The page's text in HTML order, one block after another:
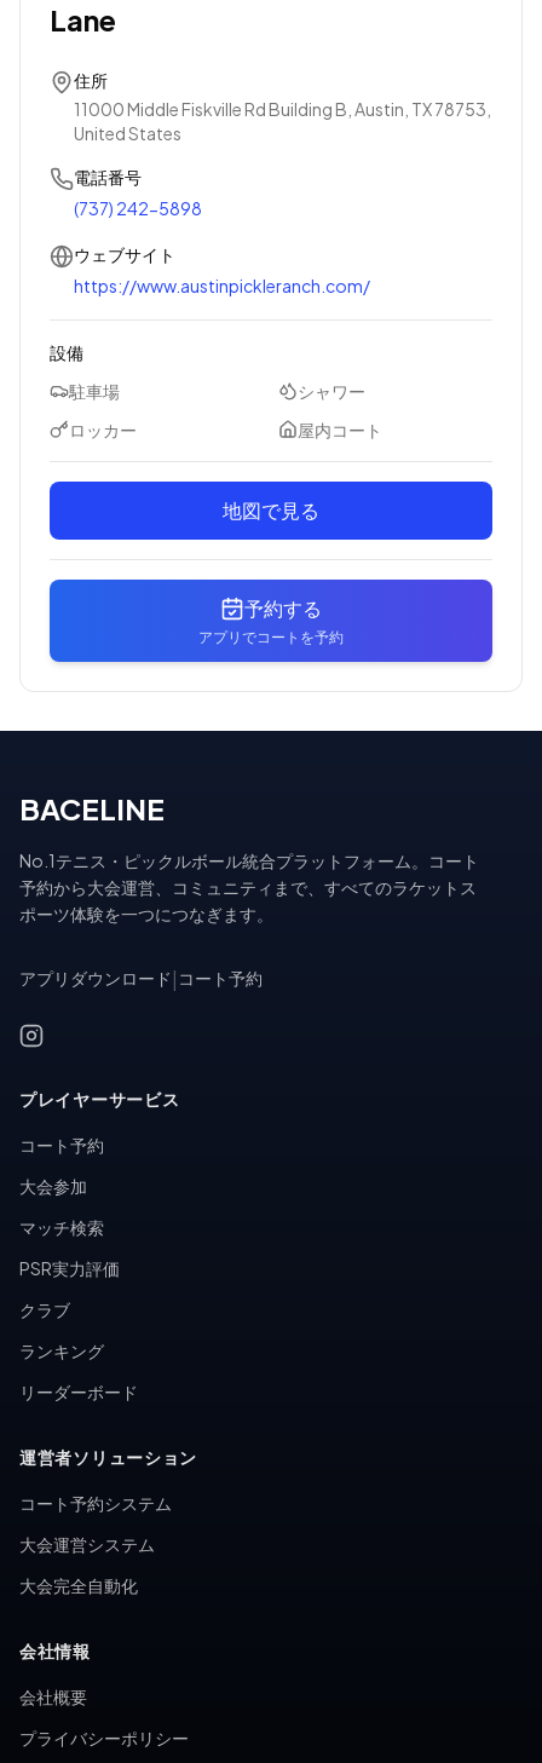
Lane
住所
11000 Middle Fiskville Rd Building B, Austin, TX 78753,
United States
電話番号
(737) 242-5898
ウェブサイト
https://www.austinpickleranch.com/
設備
駐車場
シャワー
ロッカー
屋内コート
地図で見る
予約する
アプリでコートを予約
BACELINE
No.1テニス・ピックルボール統合プラットフォーム。コート
予約から大会運営、コミュニティまで、すべてのラケットス
ポーツ体験を一つにつなぎます。
アプリダウンロード コート予約
プレイヤーサービス
コート予約
大会参加
マッチ検索
PSR実力評価
クラブ
ランキング
リーダーボード
運営者ソリューション
コート予約システム
大会運営システム
大会完全自動化
会社情報
会社概要
プライバシーポリシー